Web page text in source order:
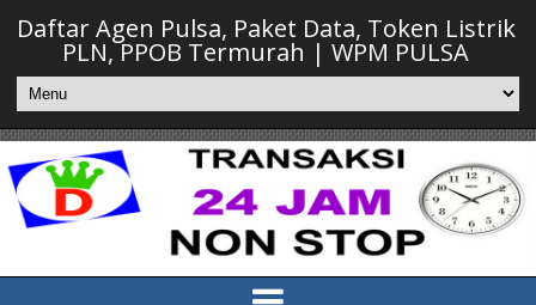
Daftar Agen Pulsa, Paket Data, Token Listrik
PLN, PPOB Termurah | WPM PULSA